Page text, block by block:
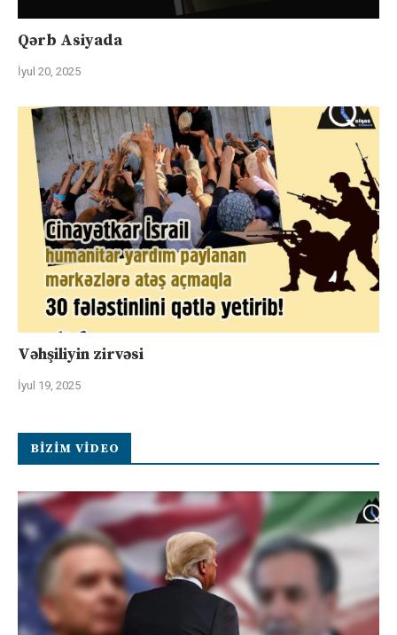
Qərb Asiyada
İyul 20, 2025
Vəhşiliyin zirvəsi
İyul 19, 2025
BIZIM VIDEO